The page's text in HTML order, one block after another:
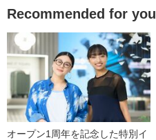
Recommended for you
オープン1周年を記念した特別イ